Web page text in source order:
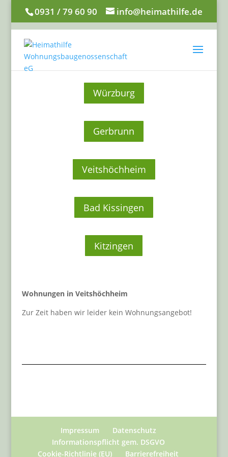
0931 / 79 60 90 info@heimathilfe.de
Würzburg
Gerbrunn
Veitshöchheim
Bad Kissingen
Kitzingen
Wohnungen in Veitshöchheim
Zur Zeit haben wir leider kein Wohnungsangebot!
Impressum
Datenschutz
Informationspflicht gem. DSGVO
Cookie-Richtlinie (EU)
Barrierefreiheit